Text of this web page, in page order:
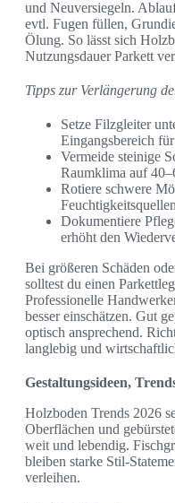
und Neuversiegeln.
evtl. Fugen füllen,
Ölung. So lässt sich
Nutzungsdauer Parkett
Tipps zur Verlängerung
Setze Filzgleiter
Eingangsbereich
Vermeide steinige
Raumklima auf
Rotiere schwere
Dokumentiere
erhöht den
Bei größeren Schäden
solltest du einen
Professionelle
besser einschätzen. Gut
optisch ansprechend.
langlebig und
Gestaltungsideen,
Holzboden Trends 2026
Oberflächen und
weit und lebendig.
bleiben starke Stil-
verleihen.